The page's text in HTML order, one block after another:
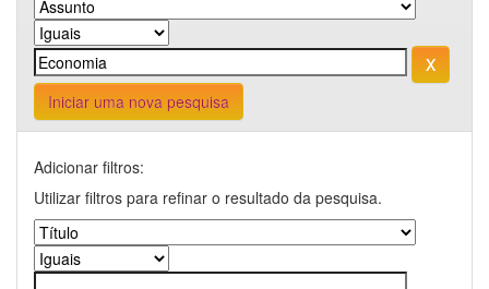
Iniciar uma nova pesquisa
Adicionar filtros:
Utilizar filtros para refinar o resultado da pesquisa.